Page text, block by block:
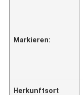
Markieren:
Herkunftsort